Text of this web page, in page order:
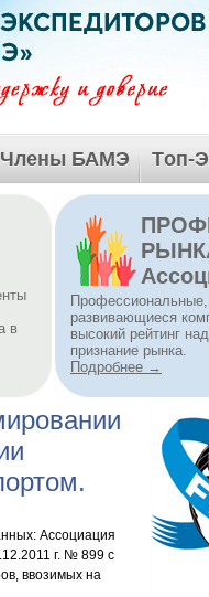
Члены БАМЭ Tоп-
в
развивающиеся
высокий рейтинг
признание рынка.
Подробнее →
Ассоциация
г. № 899 с
ввозимых на